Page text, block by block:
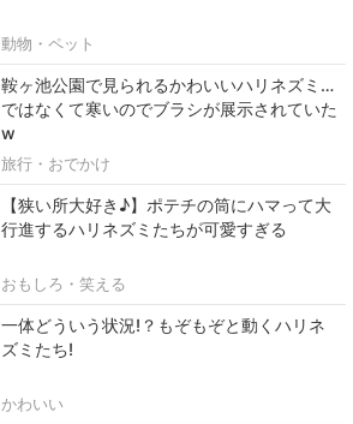
動物・ペット
鞍ヶ池公園で見られるかわいいハリネズミ…
ではなくて寒いのでブラシが展示されていた
w
旅行・おでかけ
【狭い所大好き♪】ポテチの筒にハマって大
行進するハリネズミたちが可愛すぎる
おもしろ・笑える
一体どういう状況!？もぞもぞと動くハリネ
ズミたち!
かわいい